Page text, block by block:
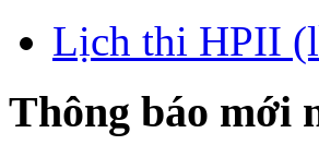
Lịch thi HPII
Thông báo mới